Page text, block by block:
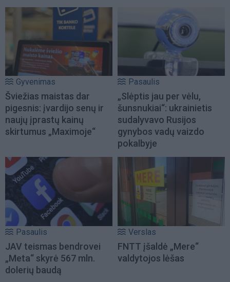
Gyvenimas
Šviežias maistas dar
pigesnis: įvardijo senų ir
naujų įprastų kainų
skirtumus „Maximoje“
Pasaulis
„Slėptis jau per vėlu,
šunsnukiai“: ukrainietis
sudalyvavo Rusijos
gynybos vadų vaizdo
pokalbyje
Pasaulis
JAV teismas bendrovei
„Meta“ skyrė 567 mln.
dolerių baudą
Verslas
FNTT įšaldė „Mere“
valdytojos lėšas